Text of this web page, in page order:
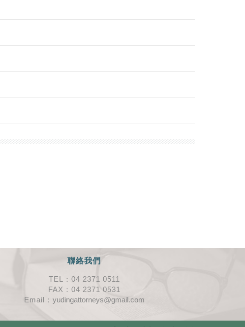
聯絡我們
TEL：04 2371 0511
FAX：04 2371 0531
Email： yudingattorneys@gmail.com